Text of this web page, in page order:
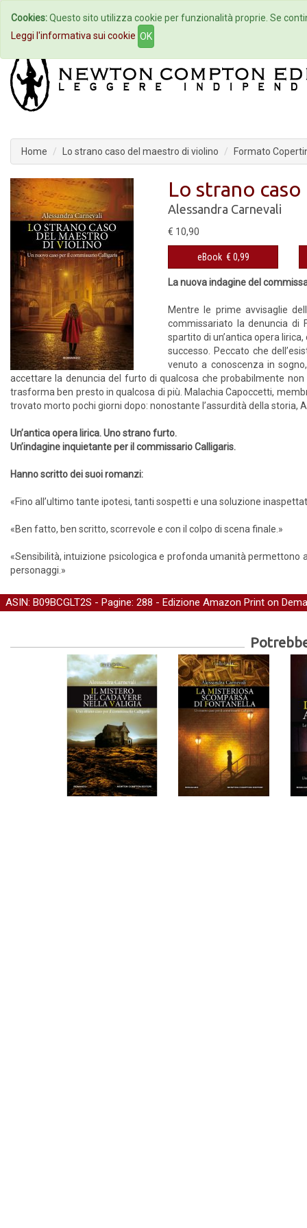
Home Autori Eventi
Home Lo strano caso del maestro di violino Formato
Lo strano
Alessandra Carnevali
€ 10,90
eBook € 0,99
La nuova indagine del
Mentre le prime avvisaglie
commissariato la denuncia di
spartito di un’antica opera
successo. Peccato che
venuto a conoscenza in
accettare la denuncia del furto di qualcosa che probabilmente
trasforma ben presto in qualcosa di più. Malachia Capoccetti,
trovato morto pochi giorni dopo: nonostante l’assurdità della storia,
Un’antica opera lirica. Uno strano furto.
Un’indagine inquietante per il commissario Calligaris.
Hanno scritto dei suoi romanzi:
«Fino all’ultimo tante ipotesi, tanti sospetti e una soluzione
«Ben fatto, ben scritto, scorrevole e con il colpo di scena finale.»
«Sensibilità, intuizione psicologica e profonda umanità permettono
personaggi.»
ASIN: B09BCGLT2S - Pagine: 288 - Edizione Amazon Print on
Cookies:Questo sito utilizza cookie per funzionalità proprie. Se
Leggi l'informativa sui cookie OK